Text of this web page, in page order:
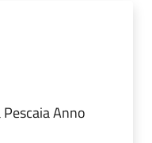
Anno